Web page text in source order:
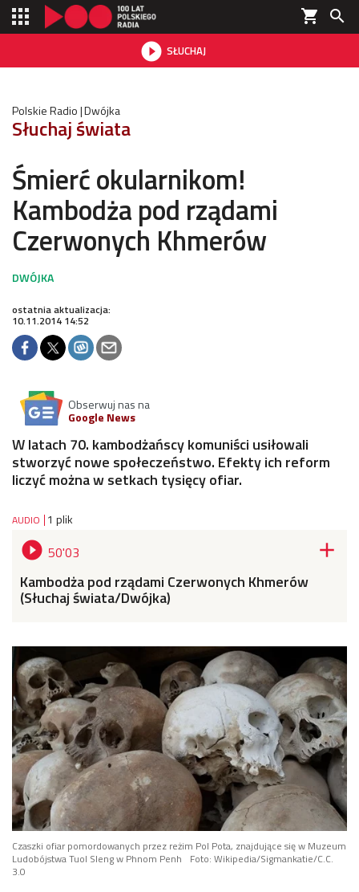
shopping_cart 
 SŁUCHAJ

Polskie Radio Dwójka
Słuchaj świata
Śmierć okularnikom!
Kambodża pod rządami
Czerwonych Khmerów
ostatnia aktualizacja:
10.11.2014 14:52
Obserwuj nas na
Google News
W latach 70. kambodżańscy komuniści usiłowali
stworzyć nowe społeczeństwo. Efekty ich reform
liczyć można w setkach tysięcy ofiar.
AUDIO 1 plik
 50'03 
Kambodża pod rządami Czerwonych Khmerów
(Słuchaj świata/Dwójka)
Czaszki ofiar pomordowanych przez reżim Pol Pota, znajdujące się w Muzeum
Ludobójstwa Tuol Sleng w Phnom Penh
Foto: Wikipedia/Sigmankatie/C.C.
3.0